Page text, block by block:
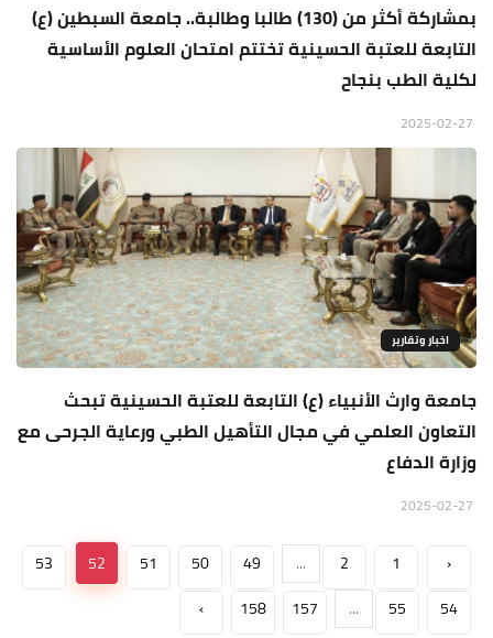
بمشاركة أكثر من (130) طالبا وطالبة.. جامعة السبطين (ع)
التابعة للعتبة الحسينية تختتم امتحان العلوم الأساسية
لكلية الطب بنجاح
اخبار وتقارير
جامعة وارث الأنبياء (ع) التابعة للعتبة الحسينية تبحث
التعاون العلمي في مجال التأهيل الطبي ورعاية الجرحى مع
وزارة الدفاع
‹
1
2
...
49
50
51
52
53
54
55
...
157
158
›